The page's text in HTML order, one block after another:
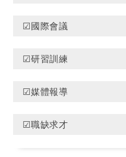
☑國際會議
☑研習訓練
☑媒體報導
☑職缺求才